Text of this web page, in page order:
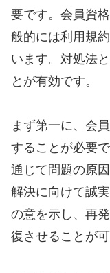
要です。会員資
般的には利用規
います。対処法
とが有効です。
まず第一に、会
することが必要
通じて問題の原
解決に向けて誠
の意を示し、再
復させることが可